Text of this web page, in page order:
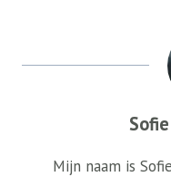
Mijn naam is